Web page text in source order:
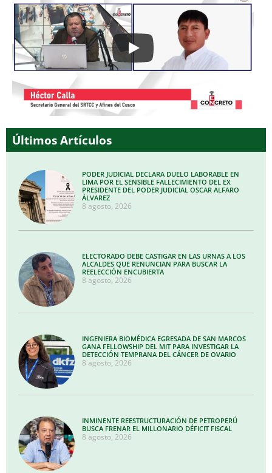
Últimos Artículos
PODER JUDICIAL DECLARA DUELO LABORABLE EN
LIMA POR EL SENSIBLE FALLECIMIENTO DEL EX
PRESIDENTE DEL PODER JUDICIAL OSCAR ALFARO
ÁLVAREZ
8 agosto, 2026
ELECTORADO DEBE CASTIGAR EN LAS URNAS A LOS
ALCALDES QUE RENUNCIAN PARA BUSCAR LA
REELECCIÓN ENCUBIERTA
8 agosto, 2026
INGENIERA BIOMÉDICA EGRESADA DE SAN MARCOS
GANA FELLOWSHIP DEL MIT PARA INVESTIGAR LA
DETECCIÓN TEMPRANA DEL CÁNCER DE OVARIO
8 agosto, 2026
INMINENTE REESTRUCTURACIÓN DE PETROPERÚ
BUSCA FRENAR EL MILLONARIO DÉFICIT FISCAL
8 agosto, 2026